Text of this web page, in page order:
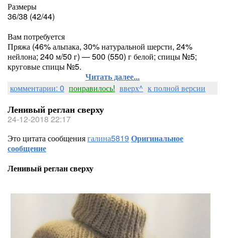
Размеры
36/38 (42/44)
Вам потребуется
Пряжа (46% альпака, 30% натуральной шерсти, 24%
нейлона; 240 м/50 г) — 500 (550) г белой; спицы №5;
круговые спицы №5.
Читать далее...
комментарии: 0 понравилось! вверх^ к полной версии
Ленивый реглан сверху
24-12-2018 22:17
Это цитата сообщениягалина5819 Оригинальное
сообщение
Ленивый реглан сверху